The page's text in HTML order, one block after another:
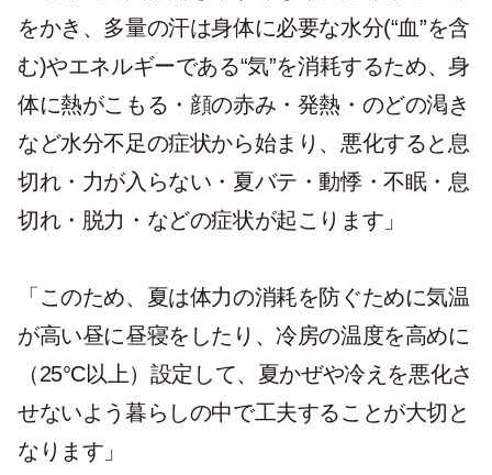
をかき、多量の汗は身体に必要な水分(“血”を含
む)やエネルギーである“気”を消耗するため、身
体に熱がこもる・顔の赤み・発熱・のどの渇き
など水分不足の症状から始まり、悪化すると息
切れ・力が入らない・夏バテ・動悸・不眠・息
切れ・脱力・などの症状が起こります」
「このため、夏は体力の消耗を防ぐために気温
が高い昼に昼寝をしたり、冷房の温度を高めに
（25°C以上）設定して、夏かぜや冷えを悪化さ
せないよう暮らしの中で工夫することが大切と
なります」